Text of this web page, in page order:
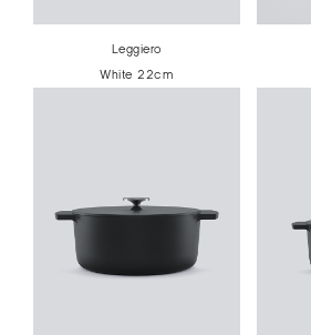
Leggiero
White 22cm